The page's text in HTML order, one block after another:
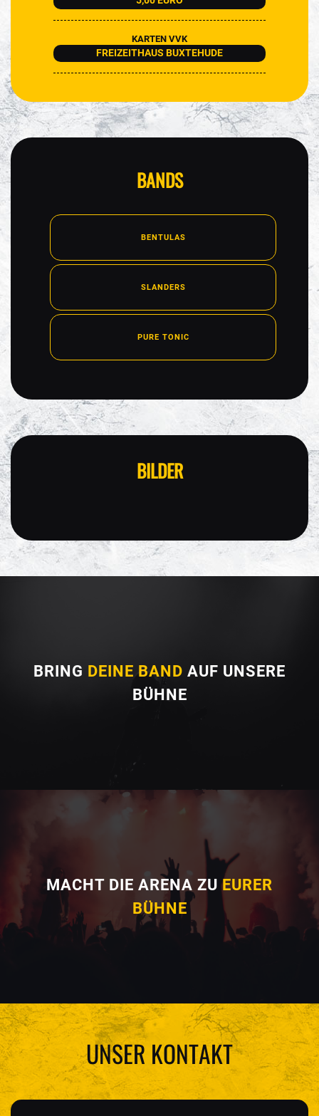
KARTEN VVK
FREIZEITHAUS BUXTEHUDE
BANDS
BENTULAS
SLANDERS
PURE TONIC
BILDER
BRING DEINE BAND AUF UNSERE
BÜHNE
MACHT DIE ARENA ZUEURER
BÜHNE
UNSER KONTAKT